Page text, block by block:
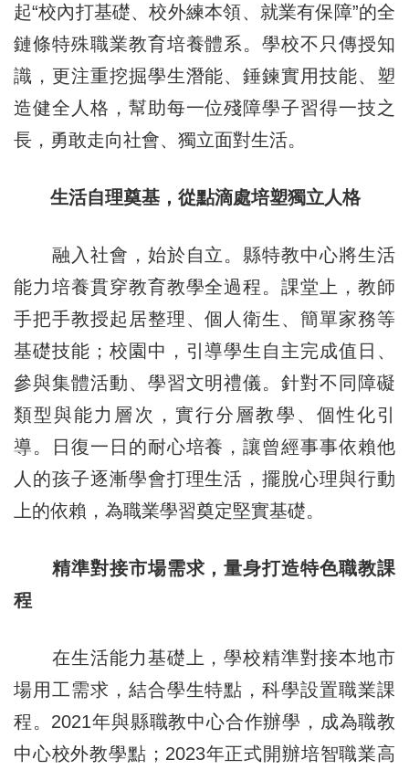
起“校內打基礎、校外練本領、就業有保障”的全
鏈條特殊職業教育培養體系。學校不只傳授知
識，更注重挖掘學生潛能、錘鍊實用技能、塑
造健全人格，幫助每一位殘障學子習得一技之
長，勇敢走向社會、獨立面對生活。
生活自理奠基，從點滴處培塑獨立人格
融入社會，始於自立。縣特教中心將生活
能力培養貫穿教育教學全過程。課堂上，教師
手把手教授起居整理、個人衛生、簡單家務等
基礎技能；校園中，引導學生自主完成值日、
參與集體活動、學習文明禮儀。針對不同障礙
類型與能力層次，實行分層教學、個性化引
導。日復一日的耐心培養，讓曾經事事依賴他
人的孩子逐漸學會打理生活，擺脫心理與行動
上的依賴，為職業學習奠定堅實基礎。
精準對接市場需求，量身打造特色職教課
程
在生活能力基礎上，學校精準對接本地市
場用工需求，結合學生特點，科學設置職業課
程。2021年與縣職教中心合作辦學，成為職教
中心校外教學點；2023年正式開辦培智職業高